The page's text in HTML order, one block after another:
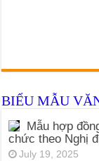
BIỂU MẪU
Mẫu hợp
chức theo Nghị
July 19, 2025